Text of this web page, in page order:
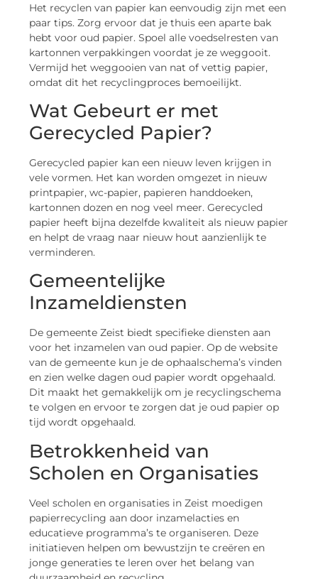
Het recyclen van papier kan eenvoudig zijn met een
paar tips. Zorg ervoor dat je thuis een aparte bak
hebt voor oud papier. Spoel alle voedselresten van
kartonnen verpakkingen voordat je ze weggooit.
Vermijd het weggooien van nat of vettig papier,
omdat dit het recyclingproces bemoeilijkt.
Wat Gebeurt er met
Gerecycled Papier?
Gerecycled papier kan een nieuw leven krijgen in
vele vormen. Het kan worden omgezet in nieuw
printpapier, wc-papier, papieren handdoeken,
kartonnen dozen en nog veel meer. Gerecycled
papier heeft bijna dezelfde kwaliteit als nieuw papier
en helpt de vraag naar nieuw hout aanzienlijk te
verminderen.
Gemeentelijke
Inzameldiensten
De gemeente Zeist biedt specifieke diensten aan
voor het inzamelen van oud papier. Op de website
van de gemeente kun je de ophaalschema’s vinden
en zien welke dagen oud papier wordt opgehaald.
Dit maakt het gemakkelijk om je recyclingschema
te volgen en ervoor te zorgen dat je oud papier op
tijd wordt opgehaald.
Betrokkenheid van
Scholen en Organisaties
Veel scholen en organisaties in Zeist moedigen
papierrecycling aan door inzamelacties en
educatieve programma’s te organiseren. Deze
initiatieven helpen om bewustzijn te creëren en
jonge generaties te leren over het belang van